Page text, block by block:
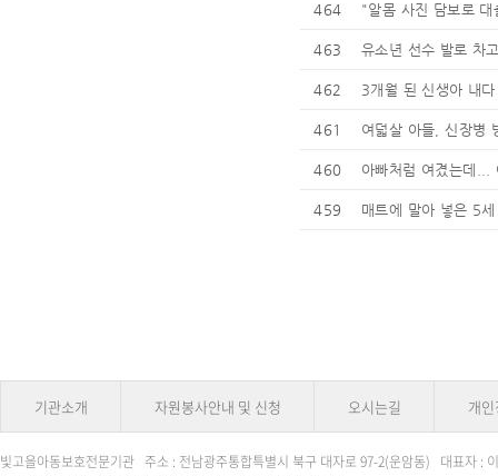
464 "알몸 사진 담보로
463 유소년 선수 발로 차
462 3개월 된 신생아 내
461 여덟살 아들, 신장병
460 아빠처럼 여겼는데...
459 매트에 말아 넣은 5
기관소개 자원봉사안내 및 신청 오시는길 개
빛고을아동보호전문기관 주소 : 전남광주통합특별시 북구 대자로 97-2(운암동) 대표